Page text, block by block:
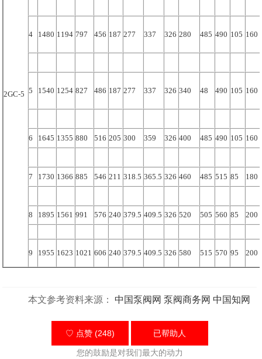
2GC-5
4 1480 1194 797 456 187 277 337 326 280 485 490 105 160
5 1540 1254 827 486 187 277 337 326 340 48 490 105 160
6 1645 1355 880 516 205 300 359 326 400 485 490 105 160
7 1730 1366 885 546 211 318.5 365.5 326 460 485 515 85 180
8 1895 1561 991 576 240 379.5 409.5 326 520 505 560 85 200
9 1955 1623 1021 606 240 379.5 409.5 326 580 515 570 95 200
本文参考资料来源： 中国泵阀网 泵阀商务网 中国知网
♡ 点赞 (248) 已帮助 人
您的鼓励是对我们最大的动力